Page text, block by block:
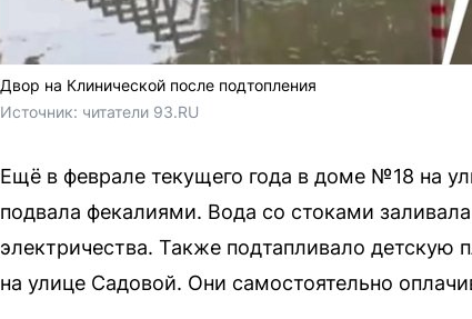
Двор на Клинической после подтопления
Источник: читатели 93.RU
Ещё в феврале текущего года в доме №18 на
подвала фекалиями. Вода со стоками
электричества. Также подтапливало
на улице Садовой. Они самостоятельно